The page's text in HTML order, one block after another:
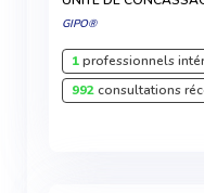
GIPO®
1professionnels
992consultations